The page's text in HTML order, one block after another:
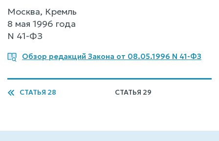
Москва, Кремль
8 мая 1996 года
N 41-ФЗ
Обзор редакций Закона от 08.05.1996 N 41-ФЗ
СТАТЬЯ 28 СТАТЬЯ 29